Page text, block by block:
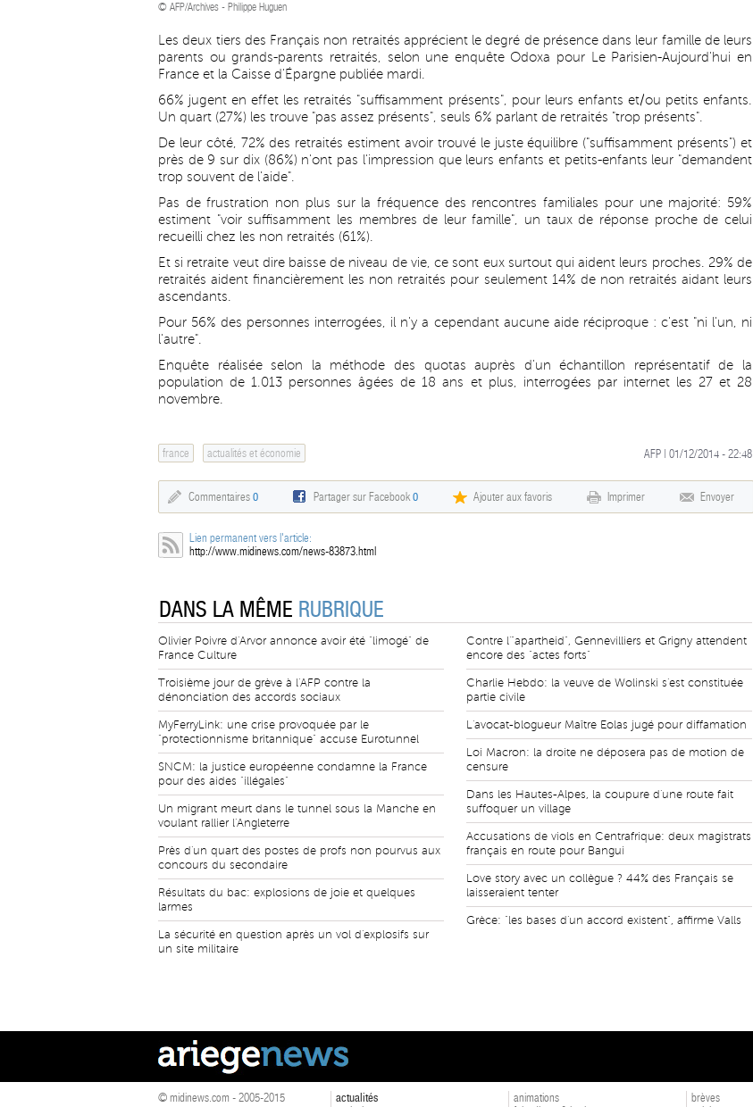
© AFP/Archives - Philippe Huguen
Les deux tiers des Français non retraités apprécient le degré de présence dans leur famille de leurs
parents ou grands-parents retraités, selon une enquête Odoxa pour Le Parisien-Aujourd'hui en
France et la Caisse d'Épargne publiée mardi.
66% jugent en effet les retraités "suffisamment présents", pour leurs enfants et/ou petits enfants.
Un quart (27%) les trouve "pas assez présents", seuls 6% parlant de retraités "trop présents".
De leur côté, 72% des retraités estiment avoir trouvé le juste équilibre ("suffisamment présents") et
près de 9 sur dix (86%) n'ont pas l'impression que leurs enfants et petits-enfants leur "demandent
trop souvent de l'aide".
Pas de frustration non plus sur la fréquence des rencontres familiales pour une majorité: 59%
estiment "voir suffisamment les membres de leur famille", un taux de réponse proche de celui
recueilli chez les non retraités (61%).
Et si retraite veut dire baisse de niveau de vie, ce sont eux surtout qui aident leurs proches. 29% de
retraités aident financièrement les non retraités pour seulement 14% de non retraités aidant leurs
ascendants.
Pour 56% des personnes interrogées, il n'y a cependant aucune aide réciproque : c'est "ni l'un, ni
l'autre".
Enquête réalisée selon la méthode des quotas auprès d'un échantillon représentatif de la
population de 1.013 personnes âgées de 18 ans et plus, interrogées par internet les 27 et 28
novembre.
france actualités et économie AFP | 01/12/2014 - 22:48
Commentaires 0 Partager sur Facebook0 Ajouter aux favoris Imprimer Envoyer
Lien permanent vers l'article:
http://www.midinews.com/news-83873.html
DANS LA MÊME RUBRIQUE
Olivier Poivre d'Arvor annonce avoir été "limogé" de
France Culture
Troisième jour de grève à l'AFP contre la
dénonciation des accords sociaux
MyFerryLink: une crise provoquée par le
"protectionnisme britannique" accuse Eurotunnel
SNCM: la justice européenne condamne la France
pour des aides "illégales"
Un migrant meurt dans le tunnel sous la Manche en
voulant rallier l'Angleterre
Près d'un quart des postes de profs non pourvus aux
concours du secondaire
Résultats du bac: explosions de joie et quelques
larmes
La sécurité en question après un vol d'explosifs sur
un site militaire
Contre l'"apartheid", Gennevilliers et Grigny attendent
encore des "actes forts"
Charlie Hebdo: la veuve de Wolinski s'est constituée
partie civile
L'avocat-blogueur Maître Eolas jugé pour diffamation
Loi Macron: la droite ne déposera pas de motion de
censure
Dans les Hautes-Alpes, la coupure d'une route fait
suffoquer un village
Accusations de viols en Centrafrique: deux magistrats
français en route pour Bangui
Love story avec un collègue ? 44% des Français se
laisseraient tenter
Grèce: "les bases d'un accord existent", affirme Valls
© midinews.com - 2005-2015
actualités
animations
brèves